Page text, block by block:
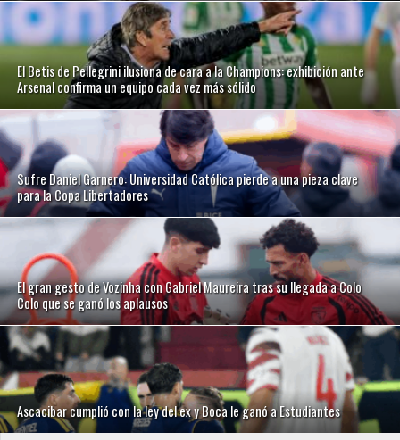
El Betis de Pellegrini ilusiona de cara a la Champions: exhibición ante
Arsenal confirma un equipo cada vez más sólido
Sufre Daniel Garnero: Universidad Católica pierde a una pieza clave
para la Copa Libertadores
El gran gesto de Vozinha con Gabriel Maureira tras su llegada a Colo
Colo que se ganó los aplausos
Ascacibar cumplió con la ley del ex y Boca le ganó a Estudiantes